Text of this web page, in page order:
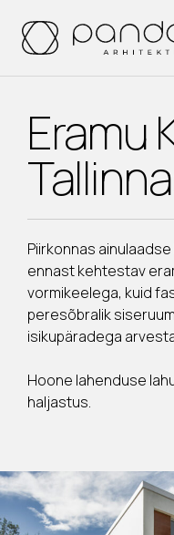
Eramu
Piirkonnas
ennast kehtestav
vormikeelega, kuid
peresõbralik
isikupäradega
Hoone lahenduse
haljastus.